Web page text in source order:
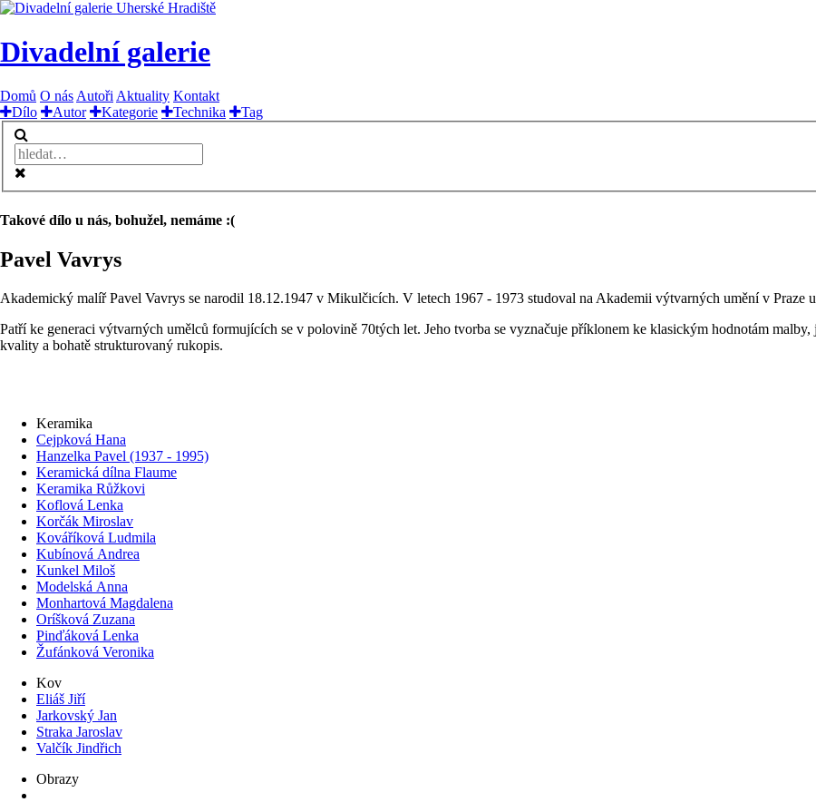
Divadelní galerie
Domů O nás Autoři Aktuality Kontakt
Dílo Autor Kategorie Technika Tag
Takové dílo u nás, bohužel, nemáme :(
Pavel Vavrys
Akademický malíř Pavel Vavrys se narodil 18.12.1947 v Mikulčicích. V letech 1967 - 1973 studoval na Akademii výtvarných umění v Praze
Patří ke generaci výtvarných umělců formujících se v polovině 70tých let. Jeho tvorba se vyznačuje příklonem ke klasickým hodnotám
kvality a bohatě strukturovaný rukopis.
Keramika
Cejpková Hana
Hanzelka Pavel (1937 - 1995)
Keramická dílna Flaume
Keramika Růžkovi
Koflová Lenka
Korčák Miroslav
Kováříková Ludmila
Kubínová Andrea
Kunkel Miloš
Modelská Anna
Monhartová Magdalena
Oríšková Zuzana
Pinďáková Lenka
Žufánková Veronika
Kov
Eliáš Jiří
Jarkovský Jan
Straka Jaroslav
Valčík Jindřich
Obrazy